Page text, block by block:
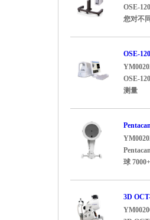
OSE-
您对不
OSE-
OSE-
测量
球
3D